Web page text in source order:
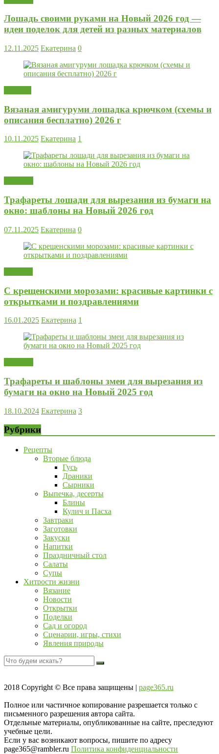
Лошадь своими руками на Новый 2026 год —
идеи поделок для детей из разных материалов
12.11.2025 Екатерина 0
Вязаная амигуруми лошадка крючком (схемы и
описания бесплатно) 2026 г
10.11.2025 Екатерина 1
Трафареты лошади для вырезания из бумаги на
окно: шаблоны на Новый 2026 год
07.11.2025 Екатерина 0
С крещенскими морозами: красивые картинки с
открытками и поздравлениями
16.01.2025 Екатерина 1
Трафареты и шаблоны змеи для вырезания из
бумаги на окно на Новый 2025 год
18.10.2024 Екатерина 3
Рубрики
Рецепты
Вторые блюда
Гусь
Драники
Сырники
Выпечка, десерты
Блины
Кулич и Пасха
Завтраки
Заготовки
Закуски
Напитки
Праздничный стол
Салаты
Супы
Хитрости жизни
Вязание
Новости
Открытки
Поделки
Сад и огород
Сценарии, игры, стихи
Явления природы
2018 Copyright © Все права защищены | page365.ru
Полное или частичное копирование разрешается только с
письменного разрешения автора сайта.
Отдельные материалы, опубликованные на сайте, преследуют
учебные цели.
Если у вас возникают вопросы, пишите по адресу
page365@rambler.ru Политика конфиденциальности